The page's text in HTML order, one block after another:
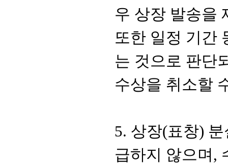
우 상장 발송을
또한 일정 기간
는 것으로 판단
수상을 취소할
5. 상장(표창)
급하지 않으며,